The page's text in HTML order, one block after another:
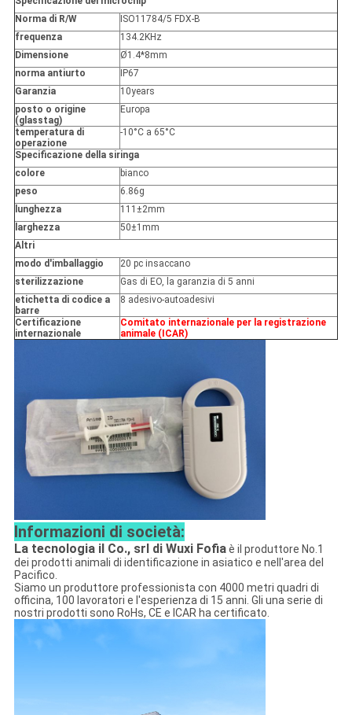
Norma di R/W
ISO11784/5 FDX-B
frequenza
134.2KHz
Dimensione
Ø1.4*8mm
norma antiurto
IP67
Garanzia
10years
posto o origine
(glasstag)
Europa
temperatura di
operazione
-10°C a 65°C
Specificazione della siringa
colore
bianco
peso
6.86g
lunghezza
111±2mm
larghezza
50±1mm
Altri
modo d'imballaggio
20 pc insaccano
sterilizzazione
Gas di EO, la garanzia di 5 anni
etichetta di codice a
barre
8 adesivo-autoadesivi
Certificazione
internazionale
Comitato internazionale per la registrazione
animale (ICAR)
Informazioni di società:
La tecnologia il Co., srl di Wuxi Fofiaè il produttore No.1
dei prodotti animali di identificazione in asiatico e nell'area del
Pacifico.
Siamo un produttore professionista con 4000 metri quadri di
officina, 100 lavoratori e l'esperienza di 15 anni. Gli una serie di
nostri prodotti sono RoHs, CE e ICAR ha certificato.